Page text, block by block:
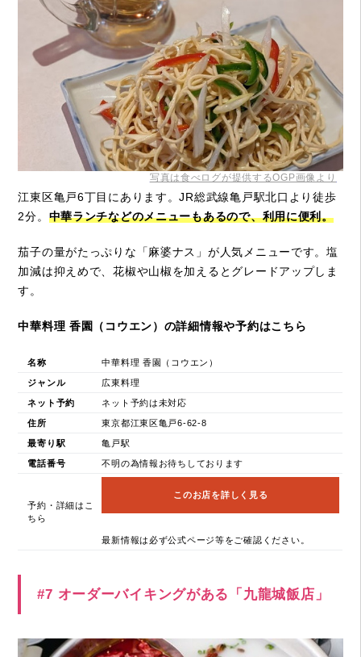
写真は食べログが提供するOGP画像より
江東区亀戸6丁目にあります。JR総武線亀戸駅北口より徒歩
2分。 中華ランチなどのメニューもあるので、利用に便利。
茄子の量がたっぷりな「麻婆ナス」が人気メニューです。塩
加減は抑えめで、花椒や山椒を加えるとグレードアップしま
す。
中華料理 香園（コウエン）の詳細情報や予約はこちら
名称 中華料理 香園（コウエン）
ジャンル 広東料理
ネット予約 ネット予約は未対応
住所 東京都江東区亀戸6-62-8
最寄り駅 亀戸駅
電話番号 不明の為情報お待ちしております
予約・詳細はこ
ちら
このお店を詳しく見る
最新情報は必ず公式ページ等をご確認ください。
#7 オーダーバイキングがある「九龍城飯店」